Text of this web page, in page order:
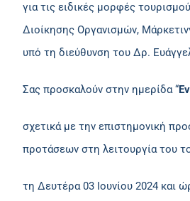
για τις ειδικές μορφές
Διοίκησης Οργανισμών,
υπό τη διεύθυνση του Δρ.
Σας προσκαλούν στην ημερίδα “
σχετικά με την επιστημονική
προτάσεων στη λειτουργία του
τη Δευτέρα 03 Ιουνίου 2024 και